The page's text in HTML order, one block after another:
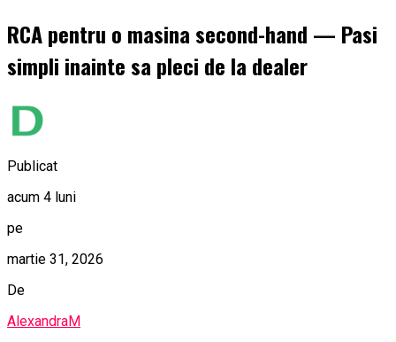
RCA pentru o masina second-hand — Pasi
simpli inainte sa pleci de la dealer
Publicat
acum 4 luni
pe
martie 31, 2026
De
AlexandraM